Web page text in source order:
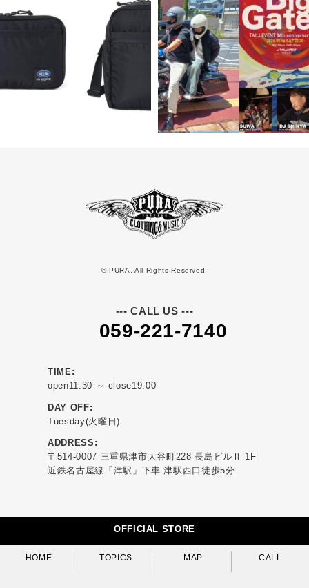
© PURA. All Rights Reserved.
--- CALL US ---
059-221-7140
TIME:
open11:30 ～ close19:00
DAY OFF:
Tuesday(火曜日)
ADDRESS:
〒514-0007 三重県津市大谷町228 長島ビルⅡ 1F
近鉄名古屋線「津駅」下車 津駅西口徒歩5分
OFFICIAL STORE
HOME TOPICS MAP CALL